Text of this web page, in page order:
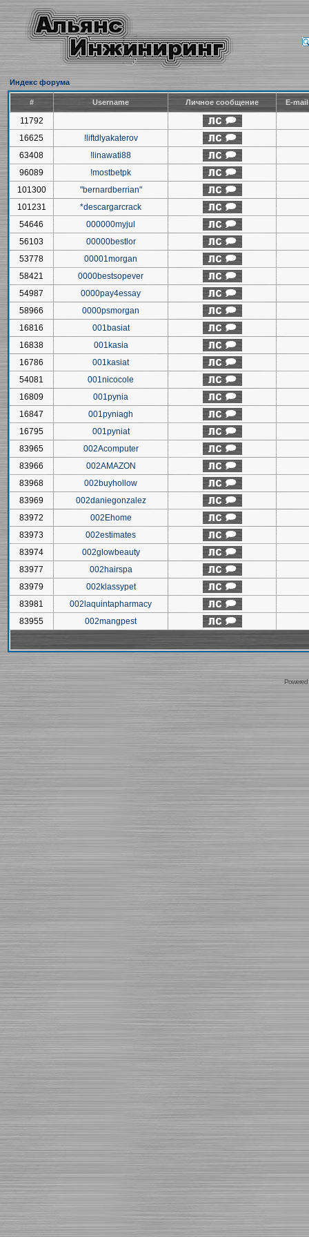
Индекс форума
# Username Личное сообщение E-
11792
16625
!liftdlyakaterov
63408
!linawati88
96089
!mostbetpk
101300
"bernardberrian"
101231
*descargarcrack
54646
000000myjul
56103
00000bestlor
53778
00001morgan
58421
0000bestsopever
54987
0000pay4essay
58966
0000psmorgan
16816
001basiat
16838
001kasia
16786
001kasiat
54081
001nicocole
16809
001pynia
16847
001pyniagh
16795
001pyniat
83965
002Acomputer
83966
002AMAZON
83968
002buyhollow
83969
002daniegonzalez
83972
002Ehome
83973
002estimates
83974
002glowbeauty
83977
002hairspa
83979
002klassypet
83981
002laquintapharmacy
83955
002mangpest